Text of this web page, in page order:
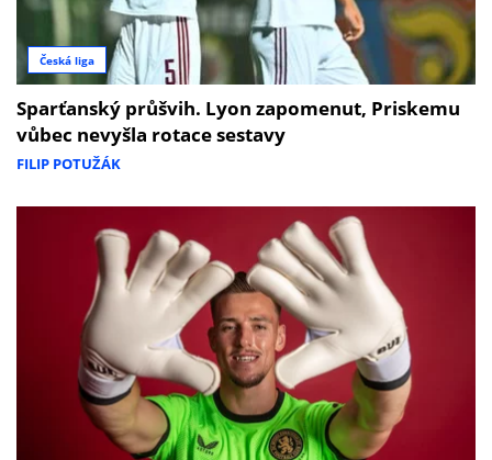
Česká liga
Sparťanský průšvih. Lyon zapomenut, Priskemu
vůbec nevyšla rotace sestavy
FILIP POTUŽÁK